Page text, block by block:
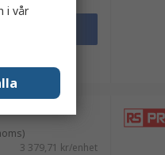
3 379,71 kr/enhet
i vår